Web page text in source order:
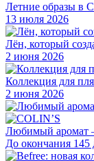
Летние образы в
13 июля 2026
Лён, который
2 июня 2026
Коллекция для
2 июня 2026
Любимый аромат
До окончания 145